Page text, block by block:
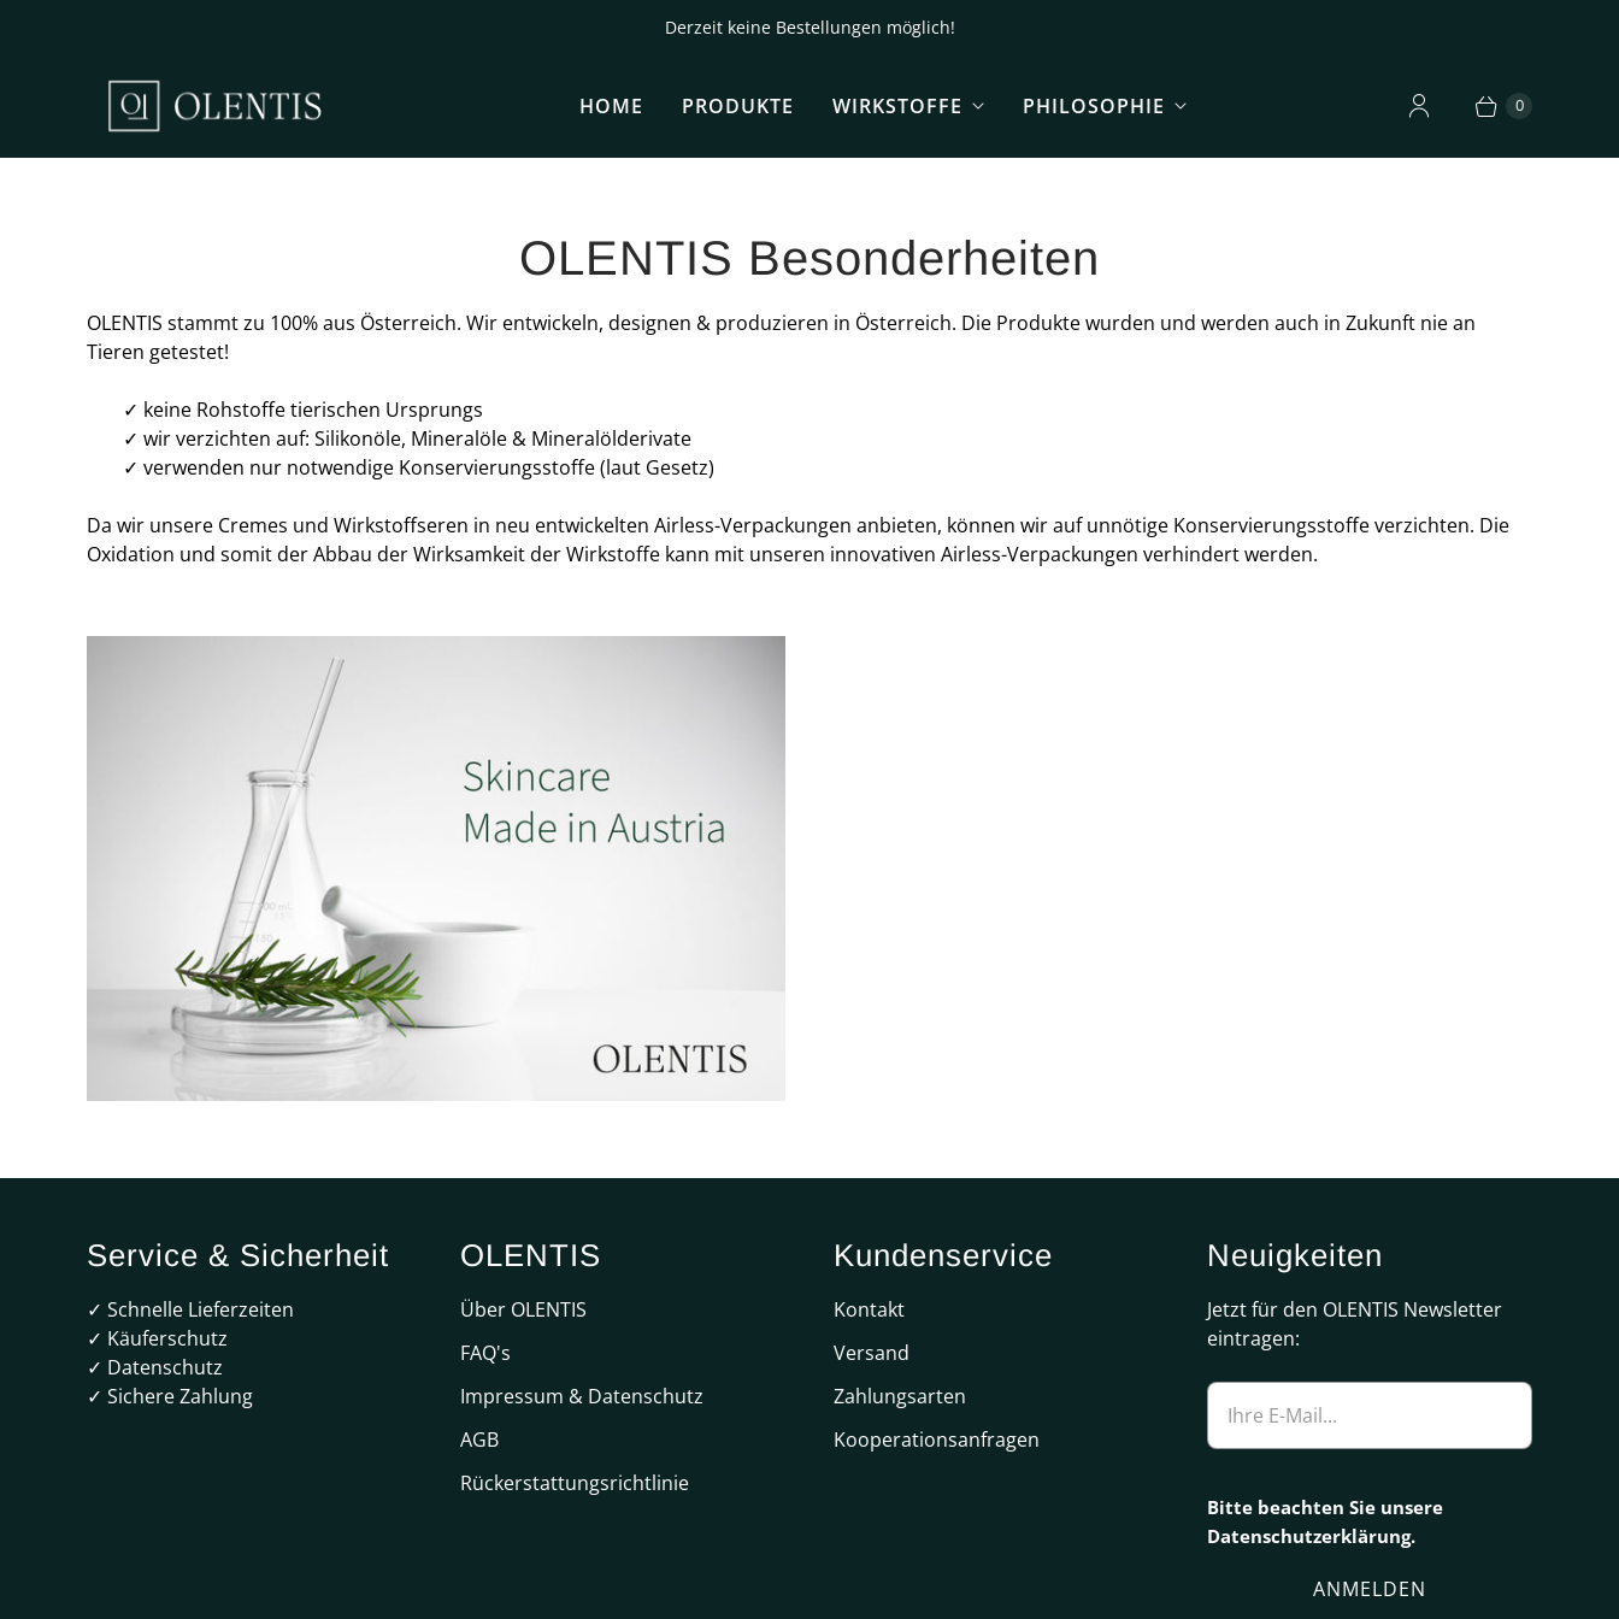
Derzeit keine Bestellungen möglich!
HOME PRODUKTE WIRKSTOFFE PHILOSOPHIE 0
OLENTIS Besonderheiten
OLENTIS stammt zu 100% aus Österreich. Wir entwickeln, designen & produzieren in Österreich. Die Produkte wurden und werden auch in Zukunft nie an
Tieren getestet!
✓ keine Rohstoffe tierischen Ursprungs
✓ wir verzichten auf: Silikonöle, Mineralöle & Mineralölderivate
✓ verwenden nur notwendige Konservierungsstoffe (laut Gesetz)
Da wir unsere Cremes und Wirkstoffseren in neu entwickelten Airless-Verpackungen anbieten, können wir auf unnötige Konservierungsstoffe verzichten. Die
Oxidation und somit der Abbau der Wirksamkeit der Wirkstoffe kann mit unseren innovativen Airless-Verpackungen verhindert werden.
Service & Sicherheit
✓ Schnelle Lieferzeiten
✓ Käuferschutz
✓ Datenschutz
✓ Sichere Zahlung
OLENTIS
Über OLENTIS
FAQ's
Impressum & Datenschutz
AGB
Rückerstattungsrichtlinie
Kundenservice
Kontakt
Versand
Zahlungsarten
Kooperationsanfragen
Neuigkeiten
Jetzt für den OLENTIS Newsletter
eintragen:
Bitte beachten Sie unsere
Datenschutzerklärung.